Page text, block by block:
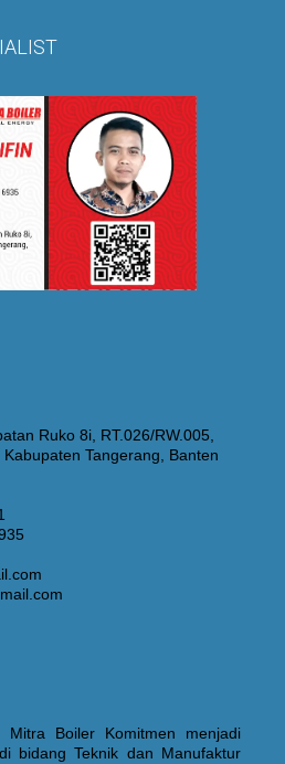
Ruko 8i, RT.026/RW.005,
Tangerang, Banten
Mitra Boiler Komitmen menjadi
bidang Teknik dan Manufaktur